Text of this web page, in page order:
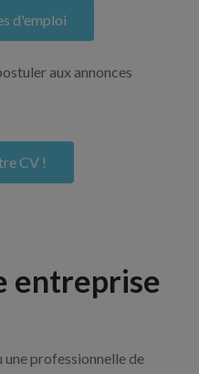
d'emploi
aux annonces
CV !
entreprise
une professionnelle de